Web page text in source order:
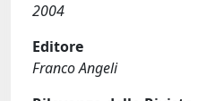
2004
Editore
Franco Angeli